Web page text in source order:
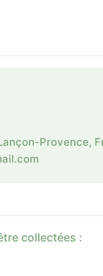
Provence,
collectées :